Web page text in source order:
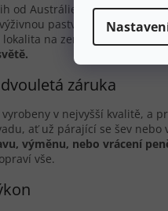
od Austrálie a je vzdálen
pastvou pro ovce.
na zemi pro chov
ětě.
záruka
vyrobeny v nejvyšší kvalitě,
ať už párající se šev
výměnu, nebo vrácení pen
vše.